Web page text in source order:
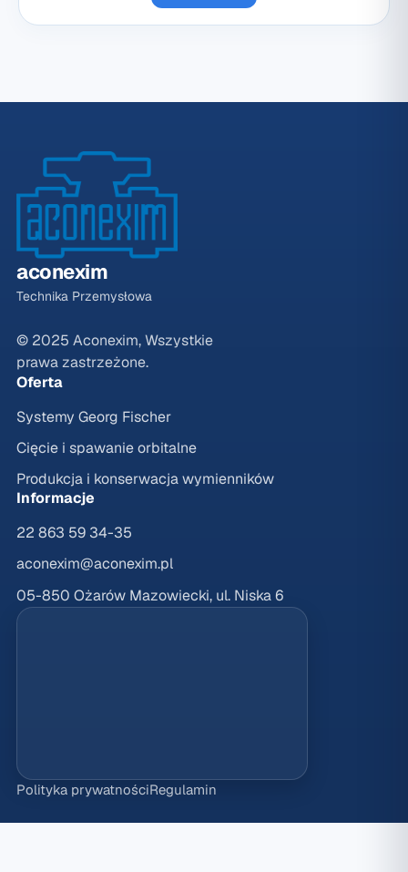
aconexim
Technika Przemysłowa
© 2025 Aconexim, Wszystkie
prawa zastrzeżone.
Oferta
Systemy Georg Fischer
Cięcie i spawanie orbitalne
Produkcja i konserwacja wymienników
Informacje
22 863 59 34-35
aconexim@aconexim.pl
05-850 Ożarów Mazowiecki, ul. Niska 6
Polityka prywatnościRegulamin